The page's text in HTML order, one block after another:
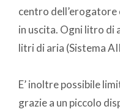
centro dell’erogatore
in uscita. Ogni litro di
litri di aria (Sistema
E’ inoltre possibile
grazie a un piccolo